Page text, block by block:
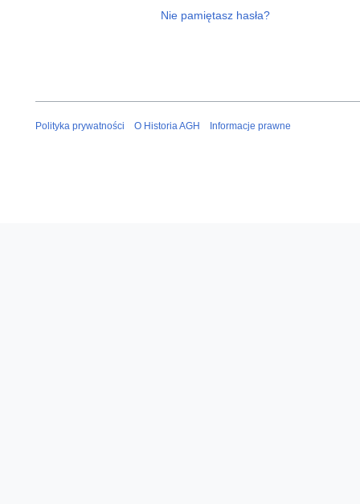
Nie pamiętasz hasła?
Polityka prywatności O Historia AGH Informacje prawne